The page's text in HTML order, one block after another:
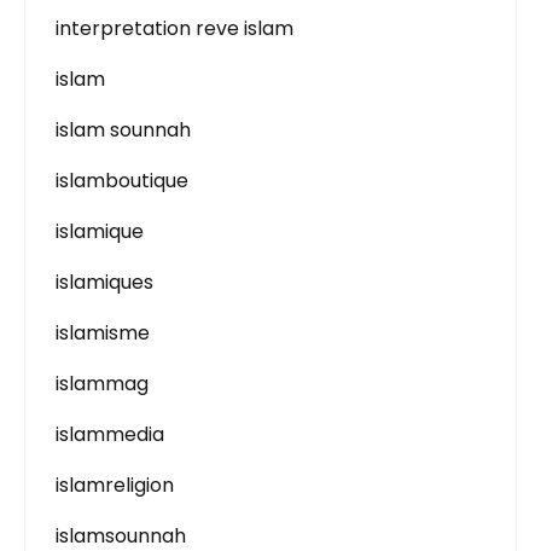
interpretation reve islam
islam
islam sounnah
islamboutique
islamique
islamiques
islamisme
islammag
islammedia
islamreligion
islamsounnah